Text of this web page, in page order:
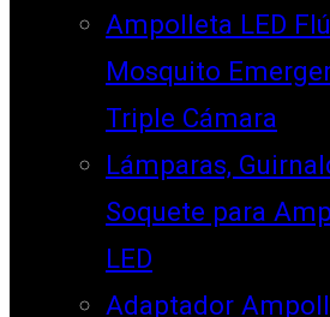
Ampolleta LED
Mosquito
Triple Cámara
Lámparas,
Soquete para
LED
Adaptador